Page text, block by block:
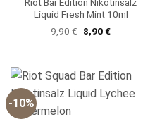
Riot Bar Edition Nikotinsalz
Liquid Fresh Mint 10ml
9,90€ Ursprünglicher
Preis
8,90€Aktueller
-10%